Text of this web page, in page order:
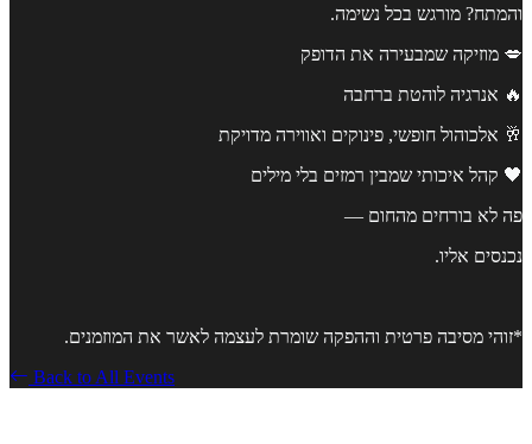
והמתח? מורגש בכל נשימה.
💋 מוזיקה שמבעירה את הדופק
🔥 אנרגיה לוהטת ברחבה
🥂 אלכוהול חופשי, פינוקים ואווירה מדויקת
🖤 קהל איכותי שמבין רמזים בלי מילים
פה לא בורחים מהחום —
נכנסים אליו.
*זוהי מסיבה פרטית וההפקה שומרת לעצמה לאשר את המוזמנים.
Back to All Events